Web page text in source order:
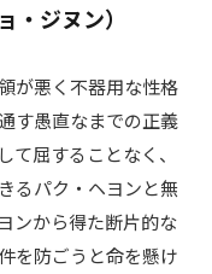
・ジヌン）
が悪く不器用な性格
す愚直なまでの正義
屈することなく、
るパク・ヘヨンと無
ンから得た断片的な
を防ごうと命を懸け